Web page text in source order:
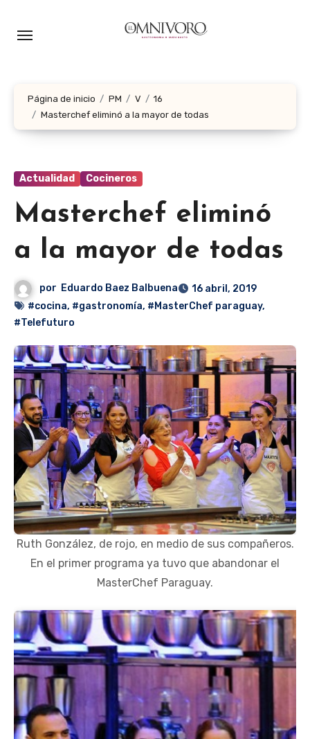
Página de inicio PM V
16
Masterchef eliminó a la mayor de todas
Actualidad Cocineros
Masterchef eliminó
a la mayor de todas
por Eduardo Baez Balbuena
16 abril, 2019
#cocina, #gastronomía, #MasterChef paraguay,
#Telefuturo
Ruth González, de rojo, en medio de sus compañeros.
En el primer programa ya tuvo que abandonar el
MasterChef Paraguay.